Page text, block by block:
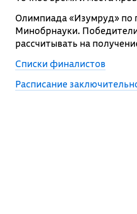
Олимпиада «Изумруд» по
Минобрнауки.
рассчитывать на
Списки финалистов
Расписание